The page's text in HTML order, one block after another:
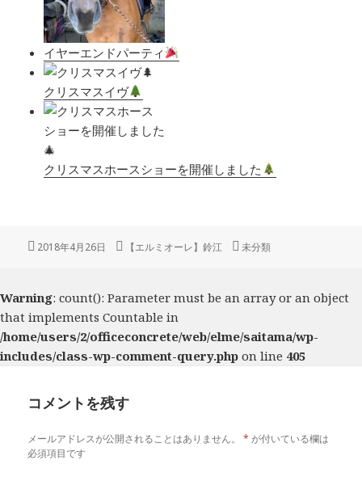
イヤーエンドパーティ
クリスマスイヴ
クリスマスホースショーを開催しました
投
2018年4月26日
作【エルミオーレ】鈴江
カ
ー
未分類
Warning: count(): Parameter must be an array or an object
that implements Countable in
/home/users/2/officeconcrete/web/elme/saitama/wp-
includes/class-wp-comment-query.php on line 405
コメントを残す
メールアドレスが公開されることはありません。 * が付いている欄は
必須項目です